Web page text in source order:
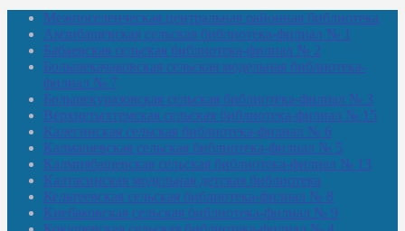
Межпоселенческая центральная районная библиотека
Амзибашевская сельская библиотека-филиал № 1
Бабаевская сельская библиотека-филиал № 2
Большекачаковская сельская модельная библиотека-
филиал № 7
Большекуразовская сельская библиотека-филиал № 3
Верхнетыхтемская сельская библиотека-филиал № 15
Калегинская сельская библиотека-филиал № 6
Калмашевская сельская библиотека-филиал № 5
Калмиябашевская сельская библиотека-филиал № 13
Калтасинская модельная детская библиотека
Кельтеевская сельская библиотека-филиал № 8
Киебаковская сельская библиотека-филиал № 9